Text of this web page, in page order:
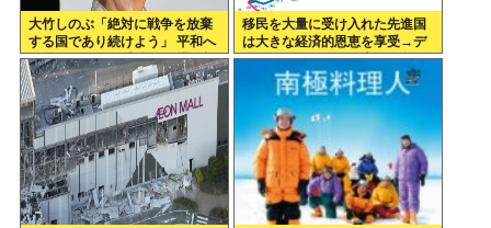
大竹しのぶ「絶対に戦争を放棄
する国であり続けよう」 平和へ
の思いをつづる 広島に原爆が投
下されてから81年
移民を大量に受け入れた先進国
は大きな経済的恩恵を享受→デ
ータでもはっきり日本一人負け
示される